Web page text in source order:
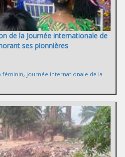
de la Journée internationale de
ses pionnières
féminin, journée internationale de la